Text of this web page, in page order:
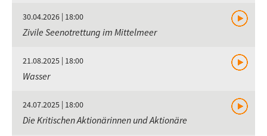
30.04.2026 | 18:00
Zivile Seenotrettung im Mittelmeer
21.08.2025 | 18:00
Wasser
24.07.2025 | 18:00
Die Kritischen Aktionärinnen und Aktionäre